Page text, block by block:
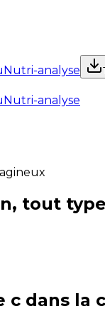
Nutri-analyse
Nutri-analyse
tout
c dans la